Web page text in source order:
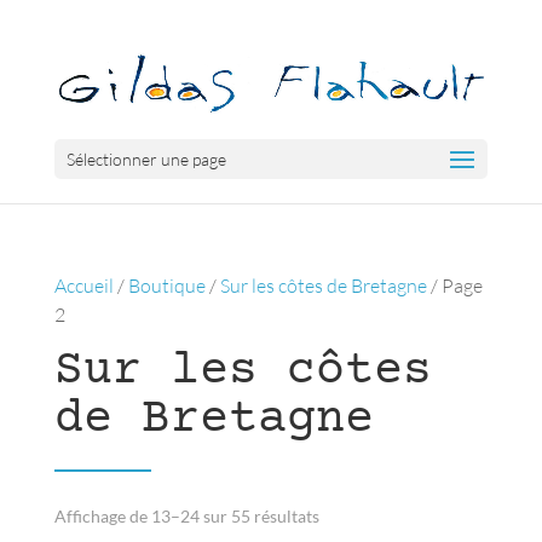
Sélectionner une page
Accueil / Boutique/ Sur les côtes de Bretagne/ Page
2
Sur les côtes
de Bretagne
Affichage de 13–24 sur 55 résultatsTrié